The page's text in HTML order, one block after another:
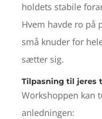
holdets stabile
Hvem havde ro på
små knuder for
sætter sig.
Tilpasning til jeres
Workshoppen kan
anledningen: